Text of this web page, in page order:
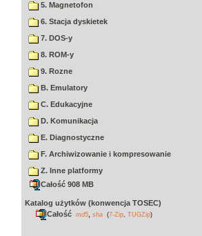
5. Magnetofon
6. Stacja dyskietek
7. DOS-y
8. ROM-y
9. Rozne
B. Emulatory
C. Edukacyjne
D. Komunikacja
E. Diagnostyczne
F. Archiwizowanie i kompresowanie
Z. Inne platformy
Całość 908 MB
Katalog użytków (konwencja TOSEC)
Całość md5 sha (7-Zip TUGZip)